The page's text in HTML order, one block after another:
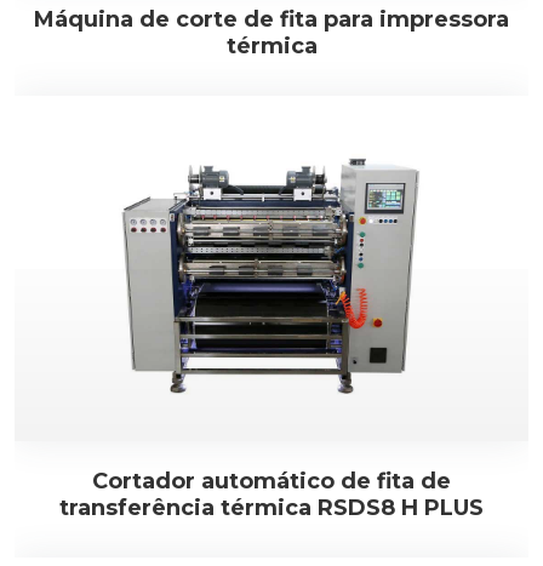
Máquina de corte de fita para impressora
térmica
Cortador automático de fita de
transferência térmica RSDS8 H PLUS